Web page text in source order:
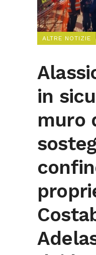
ALTRE NOTIZIE
in
muro